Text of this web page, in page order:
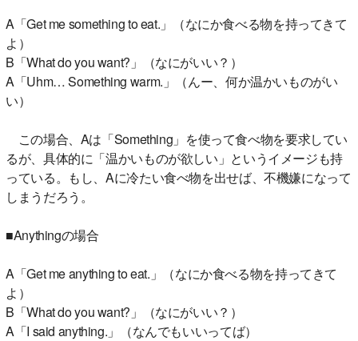
A「Get me something to eat.」（なにか食べる物を持ってきて
よ）
B「What do you want?」（なにがいい？）
A「Uhm… Something warm.」（んー、何か温かいものがい
い）
この場合、Aは「Something」を使って食べ物を要求してい
るが、具体的に「温かいものが欲しい」というイメージも持
っている。もし、Aに冷たい食べ物を出せば、不機嫌になって
しまうだろう。
■Anythingの場合
A「Get me anything to eat.」（なにか食べる物を持ってきて
よ）
B「What do you want?」（なにがいい？）
A「I said anything.」（なんでもいいってば）